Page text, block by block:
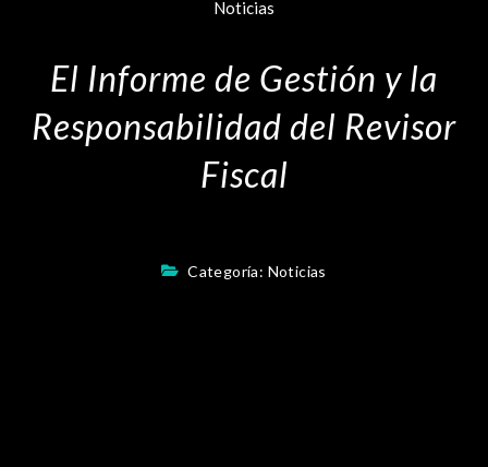
Noticias
El Informe de Gestión y la
Responsabilidad del Revisor
Fiscal
Categoría: Noticias